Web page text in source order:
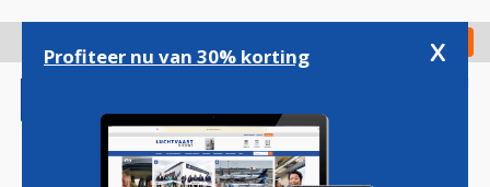
gaan
Check in
Profiteer nu van 30% korting x